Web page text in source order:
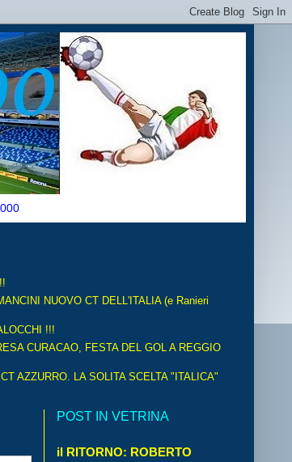
NUOVO CT DELL'ITALIA (e Ranieri
!!!
CURACAO, FESTA DEL GOL A REGGIO
AZZURRO. LA SOLITA SCELTA "ITALICA"
POST IN VETRINA
il RITORNO: ROBERTO